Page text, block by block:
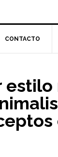
CONTACTO